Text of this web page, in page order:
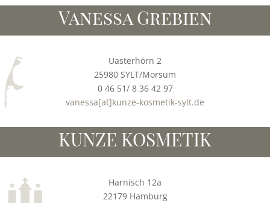
Vanessa Grebien
Uasterhörn 2
25980 SYLT/Morsum
0 46 51/ 8 36 42 97
vanessa[at]kunze-kosmetik-sylt.de
KUNZE KOSMETIK
Harnisch 12a
22179 Hamburg